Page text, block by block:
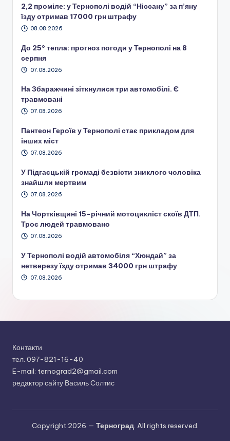
2,2 проміле: у Тернополі водій “Ніссану” за п’яну
їзду отримав 17000 грн штрафу
08.08.2026
До 25° тепла: прогноз погоди у Тернополі на 8
серпня
07.08.2026
На Збаражчині зіткнулися три автомобілі. Є
травмовані
07.08.2026
Пантеон Героїв у Тернополі стає прикладом для
інших міст
07.08.2026
У Підгаєцькій громаді безвісти зниклого чоловіка
знайшли мертвим
07.08.2026
На Чортківщині 15-річний мотоцикліст скоїв ДТП.
Троє людей травмовано
07.08.2026
У Тернополі водій автомобіля “Хюндай” за
нетверезу їзду отримав 34000 грн штрафу
07.08.2026
Контакти
тел. 097-821-16-40
E-mail: ternograd2@gmail.com
редактор сайту Василь Солтис
Copyright 2026 — Терноград. All rights reserved.